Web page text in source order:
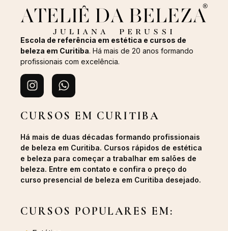
Escola de referência em estética e cursos de
beleza em Curitiba. Há mais de 20 anos formando
profissionais com excelência.
CURSOS EM CURITIBA
Há mais de duas décadas formando profissionais
de beleza em Curitiba. Cursos rápidos de estética
e beleza para começar a trabalhar em salões de
beleza. Entre em contato e confira o preço do
curso presencial de beleza em Curitiba desejado.
CURSOS POPULARES EM: